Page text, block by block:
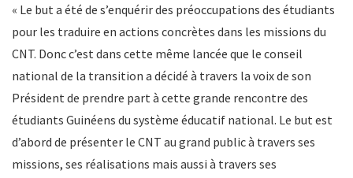
« Le but a été de s’enquérir des préoccupations des étudiants
pour les traduire en actions concrètes dans les missions du
CNT. Donc c’est dans cette même lancée que le conseil
national de la transition a décidé à travers la voix de son
Président de prendre part à cette grande rencontre des
étudiants Guinéens du système éducatif national. Le but est
d’abord de présenter le CNT au grand public à travers ses
missions, ses réalisations mais aussi à travers ses